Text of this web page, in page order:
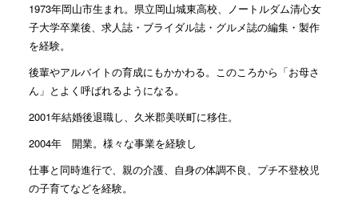
1973年岡山市生まれ。県立岡山城東高校、ノートルダム清心女
子大学卒業後、求人誌・ブライダル誌・グルメ誌の編集・製作
を経験。
後輩やアルバイトの育成にもかかわる。このころから「お母さ
ん」とよく呼ばれるようになる。
2001年結婚後退職し、久米郡美咲町に移住。
2004年 開業。様々な事業を経験し
仕事と同時進行で、親の介護、自身の体調不良、プチ不登校児
の子育てなどを経験。